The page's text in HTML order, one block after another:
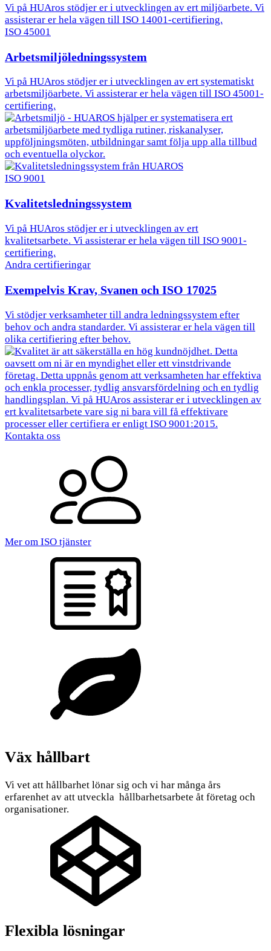
Vi på HUAros stödjer er i utvecklingen av ert miljöarbete. Vi
assisterar er hela vägen till ISO 14001-certifiering.
ISO 45001
Arbetsmiljöledningssystem
Vi på HUAros stödjer er i utvecklingen av ert systematiskt
arbetsmiljöarbete. Vi assisterar er hela vägen till ISO 45001-
certifiering.
ISO 9001
Kvalitetsledningssystem
Vi på HUAros stödjer er i utvecklingen av ert
kvalitetsarbete. Vi assisterar er hela vägen till ISO 9001-
certifiering.
Andra certifieringar
Exempelvis Krav, Svanen och ISO 17025
Vi stödjer verksamheter till andra ledningssystem efter
behov och andra standarder. Vi assisterar er hela vägen till
olika certifiering efter behov.
Kontakta oss
Mer om ISO tjänster
Väx hållbart
Vi vet att hållbarhet lönar sig och vi har många års
erfarenhet av att utveckla hållbarhetsarbete åt företag och
organisationer.
Flexibla lösningar